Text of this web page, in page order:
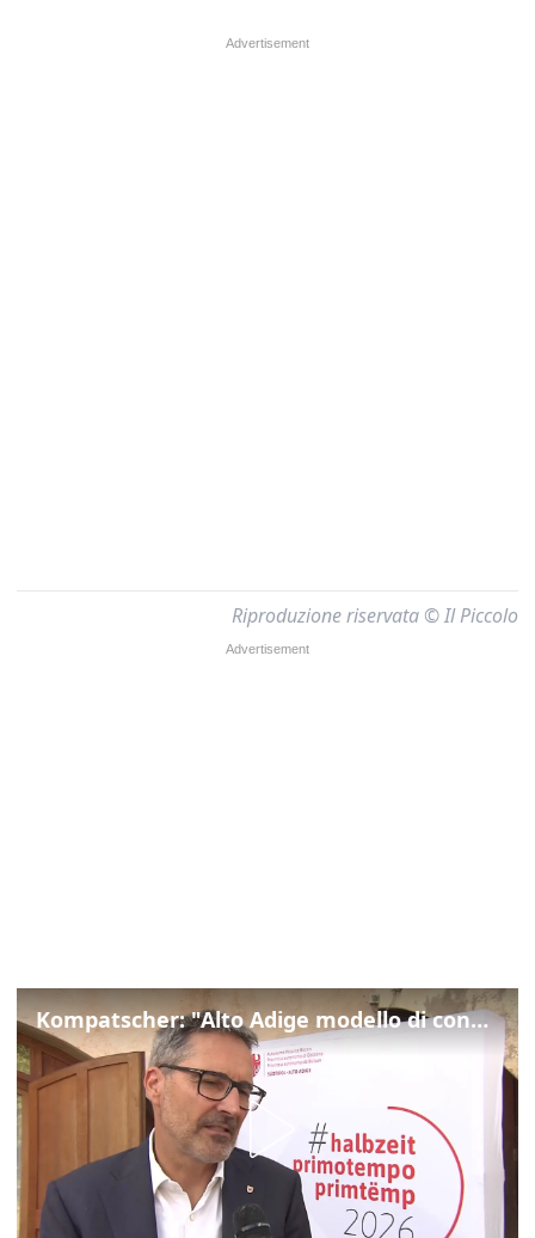
Riproduzione riservata © Il Piccolo
Kompatscher: "Alto Adige modello di convivenza"